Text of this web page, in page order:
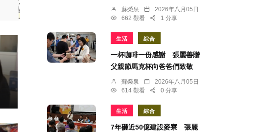
蘇榮泉
2026年八月05日
662 觀看
1 分享
生活 綜合
一杯咖啡一份感謝 張麗善贈
父親節馬克杯向爸爸們致敬
蘇榮泉
2026年八月05日
614 觀看
0 分享
生活 綜合
7年砸近50億建設麥寮 張麗